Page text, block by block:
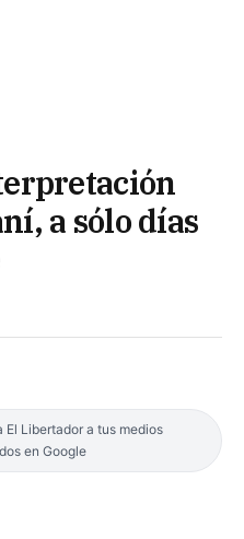
a sólo días
El Libertador a tus medios
en Google